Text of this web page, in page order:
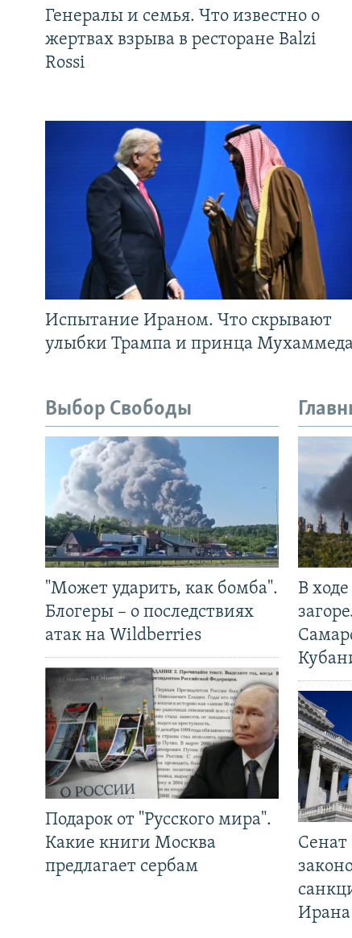
Генералы и семья. Что известно о
жертвах взрыва в ресторане Balzi
Rossi
Испытание Ираном. Что скрывают
улыбки Трампа и принца
Выбор Свободы
"Может ударить, как бомба".
Блогеры – о последствиях
атак на Wildberries
Подарок от "Русского мира".
Какие книги Москва
предлагает сербам
В
Ирана